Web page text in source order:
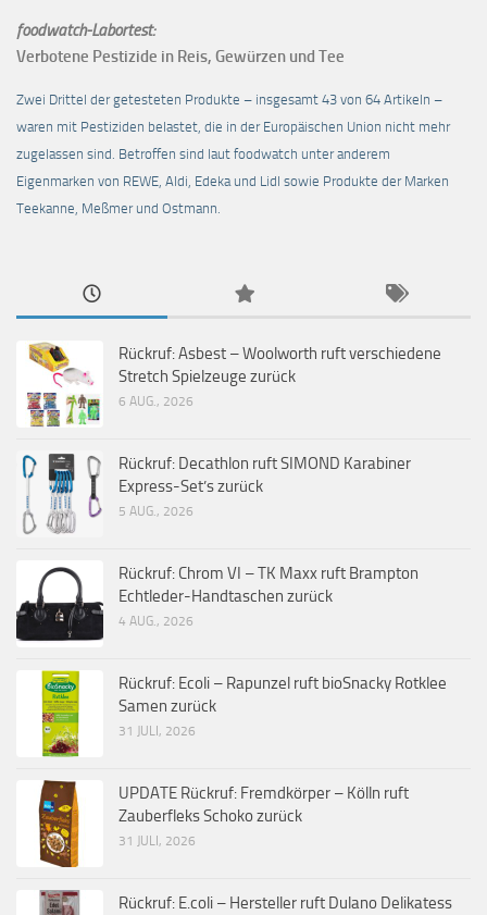
foodwatch-Labortest:
Verbotene Pestizide in Reis, Gewürzen und Tee
Zwei Drittel der getesteten Produkte – insgesamt 43 von 64 Artikeln –
waren mit Pestiziden belastet, die in der Europäischen Union nicht mehr
zugelassen sind. Betroffen sind laut foodwatch unter anderem
Eigenmarken von REWE, Aldi, Edeka und Lidl sowie Produkte der Marken
Teekanne, Meßmer und Ostmann.
Rückruf: Asbest – Woolworth ruft verschiedene
Stretch Spielzeuge zurück
6 AUG., 2026
Rückruf: Decathlon ruft SIMOND Karabiner
Express-Set’s zurück
5 AUG., 2026
Rückruf: Chrom VI – TK Maxx ruft Brampton
Echtleder-Handtaschen zurück
4 AUG., 2026
Rückruf: Ecoli – Rapunzel ruft bioSnacky Rotklee
Samen zurück
31 JULI, 2026
UPDATE Rückruf: Fremdkörper – Kölln ruft
Zauberfleks Schoko zurück
31 JULI, 2026
Rückruf: E.coli – Hersteller ruft Dulano Delikatess